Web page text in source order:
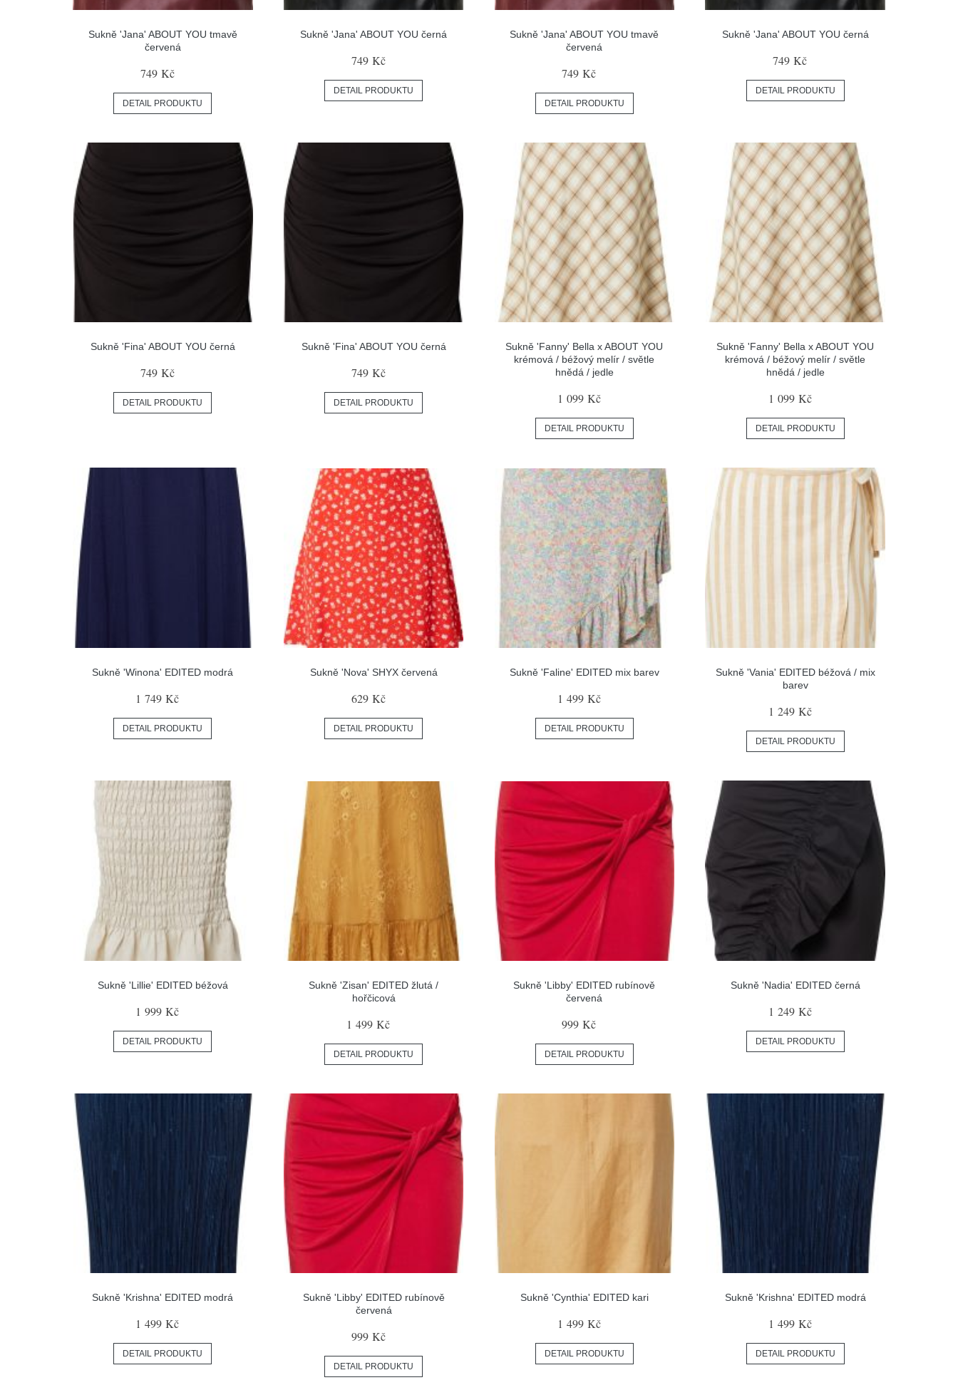
Sukně 'Jana' ABOUT YOU tmavě
červená
749 Kč
DETAIL PRODUKTU
Sukně 'Jana' ABOUT YOU černá
749 Kč
DETAIL PRODUKTU
Sukně 'Jana' ABOUT YOU tmavě
červená
749 Kč
DETAIL PRODUKTU
Sukně 'Jana' ABOUT YOU černá
749 Kč
DETAIL PRODUKTU
Sukně 'Fina' ABOUT YOU černá
749 Kč
DETAIL PRODUKTU
Sukně 'Fina' ABOUT YOU černá
749 Kč
DETAIL PRODUKTU
Sukně 'Fanny' Bella x ABOUT YOU
krémová / béžový melír / světle
hnědá / jedle
1 099 Kč
DETAIL PRODUKTU
Sukně 'Fanny' Bella x ABOUT YOU
krémová / béžový melír / světle
hnědá / jedle
1 099 Kč
DETAIL PRODUKTU
Sukně 'Winona' EDITED modrá
1 749 Kč
DETAIL PRODUKTU
Sukně 'Nova' SHYX červená
629 Kč
DETAIL PRODUKTU
Sukně 'Faline' EDITED mix barev
1 499 Kč
DETAIL PRODUKTU
Sukně 'Vania' EDITED béžová / mix
barev
1 249 Kč
DETAIL PRODUKTU
Sukně 'Lillie' EDITED béžová
1 999 Kč
DETAIL PRODUKTU
Sukně 'Zisan' EDITED žlutá /
hořčicová
1 499 Kč
DETAIL PRODUKTU
Sukně 'Libby' EDITED rubínově
červená
999 Kč
DETAIL PRODUKTU
Sukně 'Nadia' EDITED černá
1 249 Kč
DETAIL PRODUKTU
Sukně 'Krishna' EDITED modrá
1 499 Kč
DETAIL PRODUKTU
Sukně 'Libby' EDITED rubínově
červená
999 Kč
DETAIL PRODUKTU
Sukně 'Cynthia' EDITED kari
1 499 Kč
DETAIL PRODUKTU
Sukně 'Krishna' EDITED modrá
1 499 Kč
DETAIL PRODUKTU